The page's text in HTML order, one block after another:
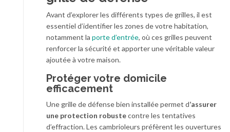
Avant d’explorer les différents types de grilles, il est
essentiel d’identifier les zones de votre habitation,
notamment la porte d’entrée, où ces grilles peuvent
renforcer la sécurité et apporter une véritable valeur
ajoutée à votre maison.
Protéger votre domicile
efficacement
Une grille de défense bien installée permet d’assurer
une protection robustecontre les tentatives
d’effraction. Les cambrioleurs préfèrent les ouvertures